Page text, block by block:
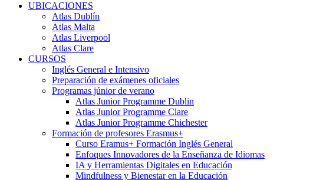
UBICACIONES
Atlas Dublín
Atlas Malta
Atlas Liverpool
Atlas Clare
CURSOS
Inglés General e Intensivo
Preparación de exámenes oficiales
Programas júnior de verano
Atlas Junior Programme Dublin
Atlas Junior Programme Clare
Atlas Junior Programme Chichester
Formación de profesores Erasmus+
Curso Eramus+ Formación Inglés General
Enfoques Innovadores de la Enseñanza de Idiomas
IA y Herramientas Digitales en Educación
Mindfulness y Bienestar en la Educación